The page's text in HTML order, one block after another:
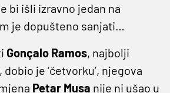
bi išli izravno jedan na
je dopušteno sanjati…
Gonçalo Ramos, najbolji
je ‘četvorku’, njegova
Petar Musa nije ni ušao u